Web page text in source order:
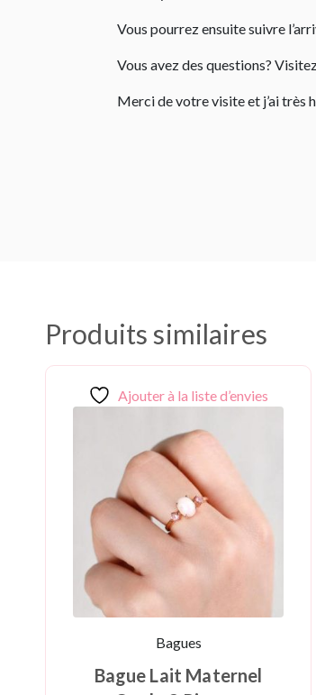
Vous pourrez ensuite suivre
Vous avez des questions?
Merci de votre visite et j’ai très
Produits similaires
Ajouter à la liste d’envies
Bagues
Bague Lait Maternel